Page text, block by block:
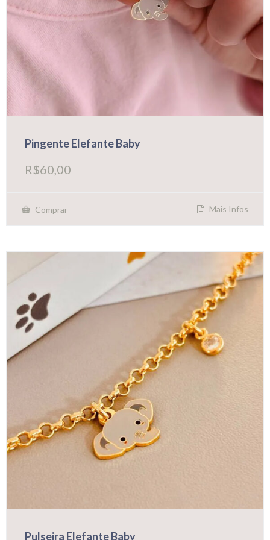
Pingente Elefante Baby
R$60,00
Comprar Mais Infos
Pulseira Elefante Baby